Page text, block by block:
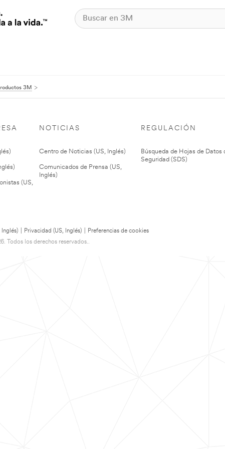
3M
(US,
NOTICIAS
Centro de Noticias (US, Inglés)
Comunicados de Prensa (US,
Inglés)
REGULACIÓN
Búsqueda de Hojas de Datos
Seguridad (SDS)
Inglés) Privacidad (US, Inglés)
Preferencias de cookies
Todos los derechos reservados..